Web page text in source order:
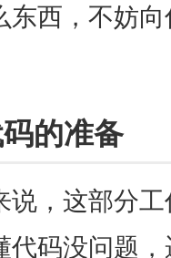
东西，不妨
的准备
说，这部分
代码没问题